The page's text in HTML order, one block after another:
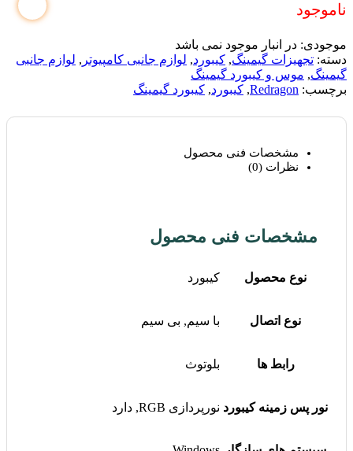
ناموجود
موجودی: در انبار موجود نمی باشد
دسته: تجهیزات گیمینگ, کیبورد, لوازم جانبی کامپیوتر , لوازم جانبی
گیمینگ, موس و کیبورد گیمینگ
برچسب: Redragon
, کیبورد, کیبورد گیمینگ
مشخصات فنی محصول
نظرات (0)
مشخصات فنی محصول
نوع محصول کیبورد
نوع اتصال با سیم, بی سیم
رابط ها بلوتوث
نور پس زمینه کیبورد نورپردازی RGB, دارد